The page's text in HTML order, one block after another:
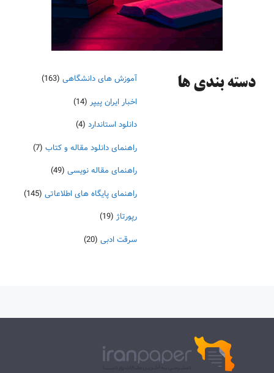
دسته‌ بندی ها آموزش های دانشگاهی (163)
اخبار ایران پیپر (14)
دانلود استاندارد (4)
راهنمای دانلود مقاله و کتاب (7)
راهنمای مقاله نویسی (49)
راهنمای پایگاه های اطلاعاتی (145)
رپورتاژ (19)
سرقت ادبی (20)